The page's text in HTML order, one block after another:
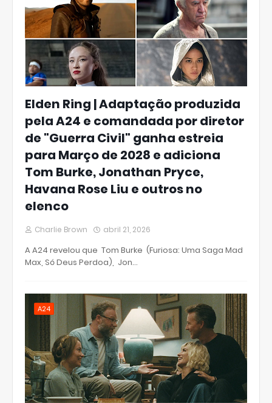
Elden Ring | Adaptação produzida
pela A24 e comandada por diretor
de "Guerra Civil" ganha estreia
para Março de 2028 e adiciona
Tom Burke, Jonathan Pryce,
Havana Rose Liu e outros no
elenco
Charlie Brown abril 21, 2026
A A24 revelou que Tom Burke (Furiosa: Uma Saga Mad
Max, Só Deus Perdoa), Jon…
A24